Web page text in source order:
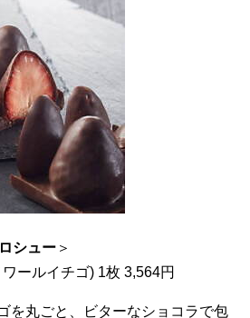
シュー ＞
ールイチゴ) 1枚 3,564円
を丸ごと、ビターなショコラで包